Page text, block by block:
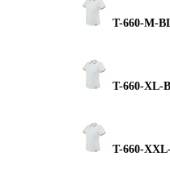
T-660-M-
T-660-XL-
T-660-